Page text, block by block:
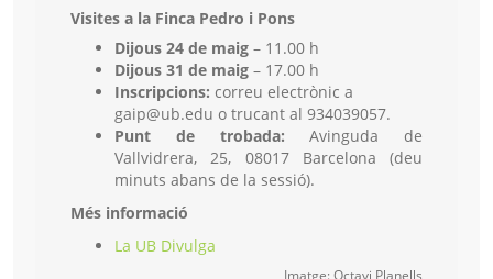
Visites a la Finca Pedro i Pons
Dijous 24 de maig – 11.00 h
Dijous 31 de maig – 17.00 h
Inscripcions: correu electrònic a
gaip@ub.edu o trucant al 934039057.
Punt de trobada: Avinguda de
Vallvidrera, 25, 08017 Barcelona (deu
minuts abans de la sessió).
Més informació
La UB Divulga